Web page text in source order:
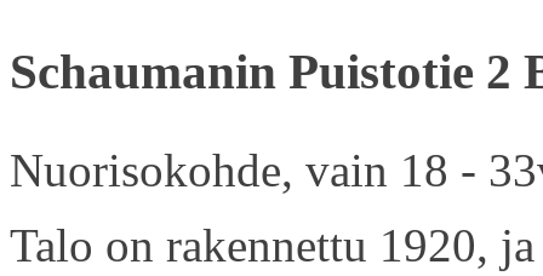
Schaumanin Puistotie 2
Nuorisokohde, vain 18 -
Talo on rakennettu 1920,